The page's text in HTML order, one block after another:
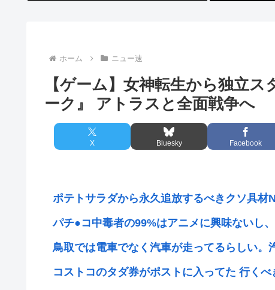
ホーム ニュー速
【ゲーム】女神転生から独立
ーク』 アトラスと全面戦争へ
X Bluesky Facebook
ポテトサラダから永久追放するべきクソ具材
パチ●コ中毒者の99%はアニメに興味ないし
鳥取では電車でなく汽車が走ってるらしい。
コストコのタダ券がポストに入ってた 行く